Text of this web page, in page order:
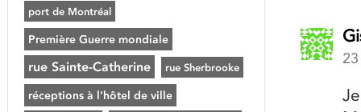
port de Montréal
Première Guerre mondiale
rue Sainte-Catherine rue Sherbrooke
réceptions à l'hôtel de ville